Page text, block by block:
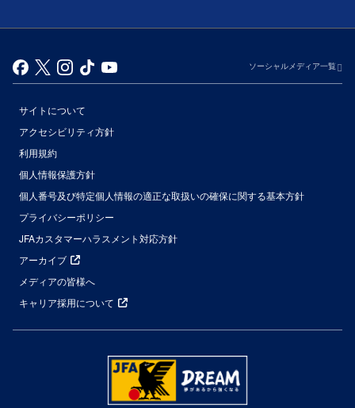
ソーシャルメディア一覧
サイトについて
アクセシビリティ方針
利用規約
個人情報保護方針
個人番号及び特定個人情報の適正な取扱いの確保に関する基本方針
プライバシーポリシー
JFAカスタマーハラスメント対応方針
アーカイブ
メディアの皆様へ
キャリア採用について